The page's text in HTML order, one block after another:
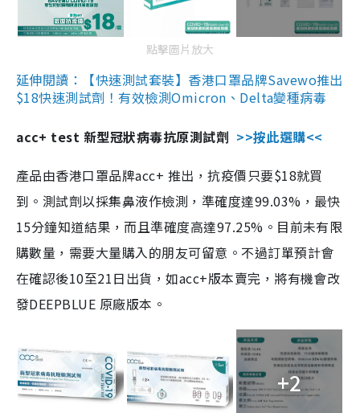
點擊圖片放大
延伸閱讀：【快速測試套裝】香港口罩品牌Savewo推出
$18快速測試劑！有效檢測Omicron、Delta變種病毒
acc+ test 新型冠狀病毒抗原測試劑 >>按此選購<<
產品由香港口罩品牌acc+ 推出，抗疫價只要$18就買
到。測試劑以採集鼻液作檢測，準確度達99.03%，最快
15分鐘知道結果，而且準確度高達97.25%。目前未有限
購數量，需要大量購入的朋友可留意。不過訂單預計會
在確認後10至21日出貨，如acc+版本賣完，將有機會改
發DEEPBLUE 原廠版本。
+2